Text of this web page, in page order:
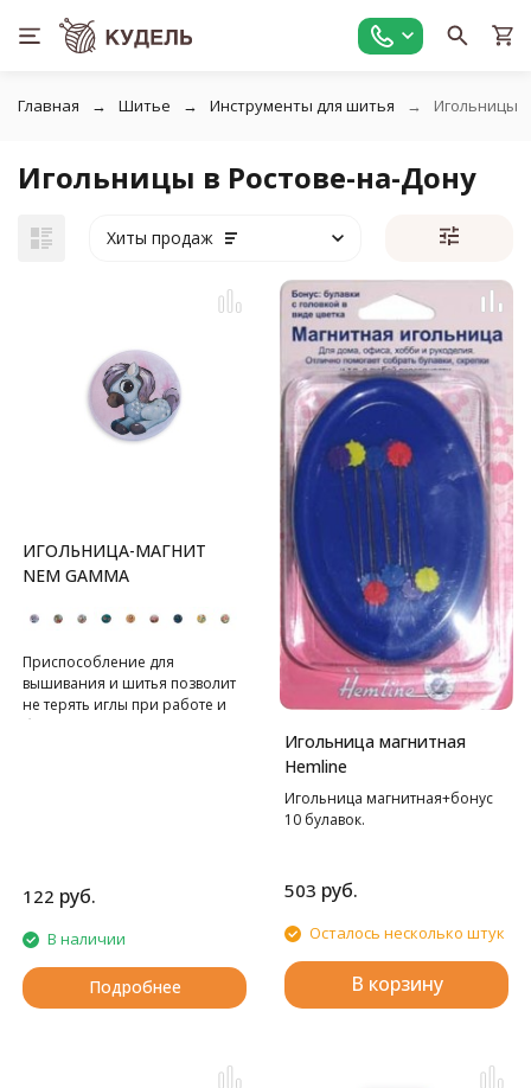
Главная Шитье Инструменты для шитья Игольницы
Игольницы в Ростове-на-Дону
Хиты продаж
ИГОЛЬНИЦА-МАГНИТ
NEM GAMMA
Приспособление для
вышивания и шитья позволит
не терять иглы при работе и
безопасно хранить их.
122 руб.
В наличии
Подробнее
Игольница магнитная
Hemline
Игольница магнитная+бонус
10 булавок.
503 руб.
Осталось несколько штук
В корзину